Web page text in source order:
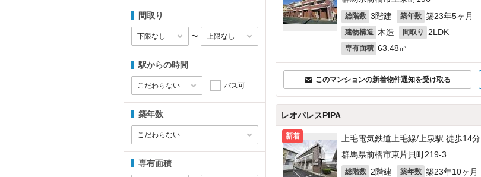
間取り
〜
駅からの時間
バス可
築年数
専有面積
総階数 3階建 築年数 築23年5ヶ月
建物構造 木造 間取り 2LDK
専有面積 63.48㎡
このマンションの新着物件通知を受け取る
レオパレスPIPA
新着
上毛電気鉄道上毛線/上泉駅 徒歩14分
群馬県前橋市東片貝町219‐3
総階数 2階建 築年数 築23年10ヶ月